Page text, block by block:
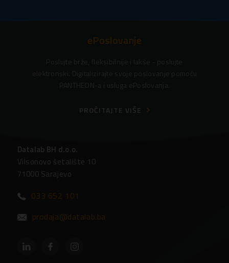
ePoslovanje
Poslujte brže, fleksibilnije i lakše - poslujte
elektronski. Digitalizirajte svoje poslovanje pomoću
PANTHEON-a i usluga ePoslovanja.
PROČITAJTE VIŠE
Datalab BH d.o.o.
Vilsonovo šetalište 10
71000 Sarajevo
033 652 101
prodaja@datalab.ba